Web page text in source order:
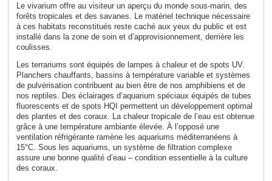
Le vivarium offre au visiteur un aperçu du monde sous-marin, des
forêts tropicales et des savanes. Le matériel technique nécessaire
à ces habitats reconstitués reste caché aux yeux du public et est
installé dans la zone de soin et d’approvisionnement, derrière les
coulisses.
Les terrariums sont équipés de lampes à chaleur et de spots UV.
Planchers chauffants, bassins à température variable et systèmes
de pulvérisation contribuent au bien être de nos amphibiens et de
nos reptiles. Des éclairages d’aquarium spéciaux équipés de tubes
fluorescents et de spots HQI permettent un développement optimal
des plantes et des coraux. La chaleur tropicale de l’eau est obtenue
grâce à une température ambiante élevée. À l’opposé une
ventilation réfrigérante ramène les aquariums méditerranéens à
15°C. Sous les aquariums, un système de filtration complexe
assure une bonne qualité d’eau – condition essentielle à la culture
des coraux.